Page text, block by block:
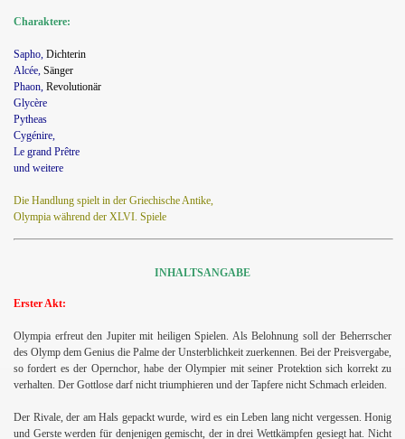
Charaktere:
Sapho, Dichterin
Alcée, Sänger
Phaon, Revolutionär
Glycère
Pytheas
Cygénire,
Le grand Prêtre
und weitere
Die Handlung spielt in der Griechische Antike,
Olympia während der XLVI. Spiele
INHALTSANGABE
Erster Akt:
Olympia erfreut den Jupiter mit heiligen Spielen. Als Belohnung soll der Beherrscher
des Olymp dem Genius die Palme der Unsterblichkeit zuerkennen. Bei der Preisvergabe,
so fordert es der Opernchor, habe der Olympier mit seiner Protektion sich korrekt zu
verhalten. Der Gottlose darf nicht triumphieren und der Tapfere nicht Schmach erleiden.
Der Rivale, der am Hals gepackt wurde, wird es ein Leben lang nicht vergessen. Honig
und Gerste werden für denjenigen gemischt, der in drei Wettkämpfen gesiegt hat. Nicht